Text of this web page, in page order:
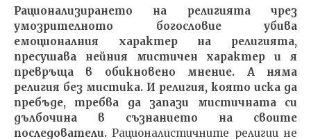
Рационализирането на религията чрез
умозрителното богословие убива
емоционалния характер на религията,
пресушава нейния мистичен характер и я
превръща в обикновено мнение.
А няма
религия без мистика. И религия, която иска да
пребъде, требва да запази мистичната си
дълбочина в съзнанието на своите
последователи. Рационалистичните религии не